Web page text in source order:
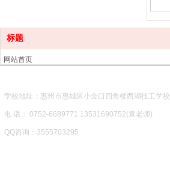
标题
网站首页
五大优势
校园风采
学校地址：惠州市惠城区小金口四角楼西湖技工学校
电 话： 0752-6689771 13531690752(袁老师)
QQ咨询：3555703295